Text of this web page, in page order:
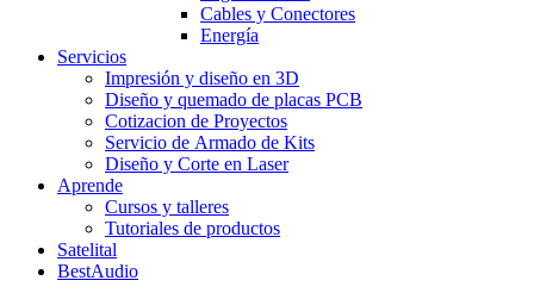
Cables y Conectores
Energía
Servicios
Impresión y diseño en 3D
Diseño y quemado de placas PCB
Cotizacion de Proyectos
Servicio de Armado de Kits
Diseño y Corte en Laser
Aprende
Cursos y talleres
Tutoriales de productos
Satelital
BestAudio